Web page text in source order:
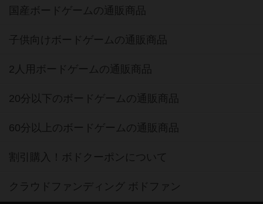
国産ボードゲームの通販商品
子供向けボードゲームの通販商品
2人用ボードゲームの通販商品
20分以下のボードゲームの通販商品
60分以上のボードゲームの通販商品
割引購入！ボドクーポンについて
クラウドファンディング ボドファン